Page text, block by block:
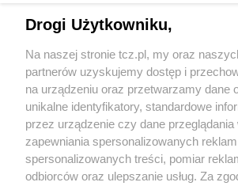
O FIRMIE POLITYKA
REKLAMA WSPÓŁPRACA RSS
Drogi Użytkowniku,
Na naszej stronie tcz.pl, my oraz
partnerów uzyskujemy dostęp i
na urządzeniu oraz przetwarzamy dane
unikalne identyfikatory, standardowe
przez urządzenie czy dane przeglądania
zapewniania spersonalizowanych
spersonalizowanych treści, pomiar
odbiorców oraz ulepszanie usług. Za